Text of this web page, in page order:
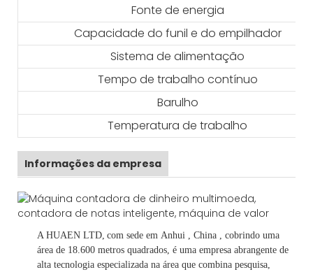
Fonte de energia
Capacidade do funil e do empilhador
Sistema de alimentação
Tempo de trabalho contínuo
Barulho
Temperatura de trabalho
Informações da empresa
A HUAEN LTD, com sede em Anhui , China
, cobrindo uma
área de 18.600 metros quadrados, é uma empresa abrangente de
alta tecnologia especializada na área que combina pesquisa,